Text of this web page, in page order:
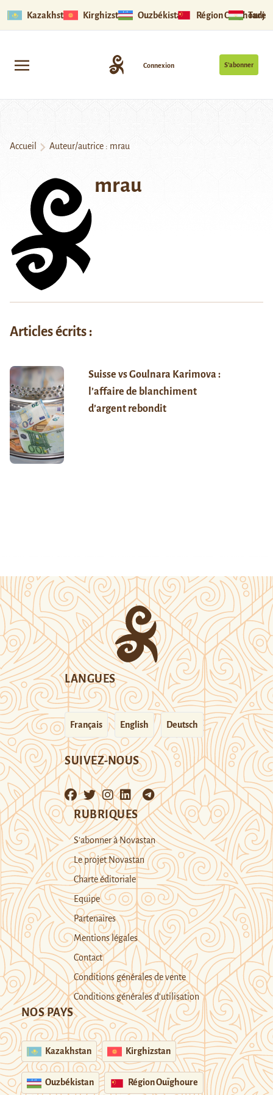
Kazakhstan Kirghizstan Ouzbékistan Région Ouïghoure
S’abonner
Connexion
Accueil Auteur/autrice : mrau
mrau
Articles écrits :
Suisse vs Goulnara Karimova :
l’affaire de blanchiment
d’argent rebondit
LANGUES
Français English Deutsch
SUIVEZ-NOUS
RUBRIQUES
S’abonner à Novastan
Le projet Novastan
Charte éditoriale
Equipe
Partenaires
Mentions légales
Contact
Conditions générales de vente
Conditions générales d’utilisation
NOS PAYS
Kazakhstan Kirghizstan
Ouzbékistan Région Ouïghoure